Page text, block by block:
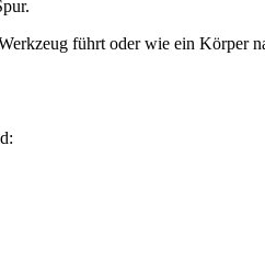
führt oder wie ein Körper